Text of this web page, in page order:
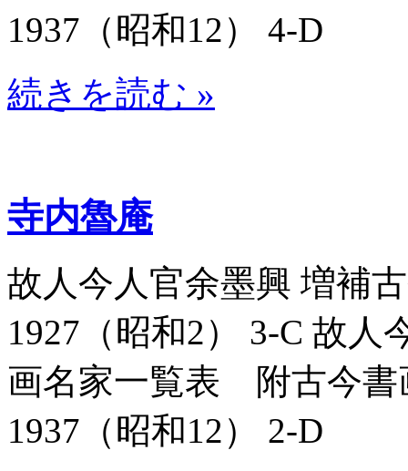
1937（昭和12） 4-D
続きを読む »
寺内魯庵
故人今人官余墨興 増補
1927（昭和2） 3-C 故人
画名家一覧表 附古今書
1937（昭和12） 2-D